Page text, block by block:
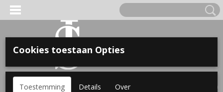
Inloggen Registreren
(0)
VOOR KINDEREN
Cookies toestaan Opties
Toestemming Details Over